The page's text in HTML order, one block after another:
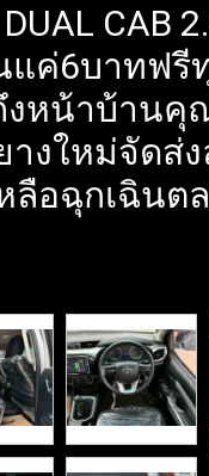
DUAL CAB
แค่6บาทฟรี
งหน้าบ้านคุ
างใหม่จัดส่
ลือฉุกเฉินต